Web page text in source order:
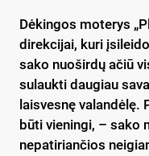
Dėkingos moterys
direkcijai, kuri
sako nuoširdų ačiū
sulaukti daugiau
laisvesnę
būti vieningi, – sako
nepatiriančios